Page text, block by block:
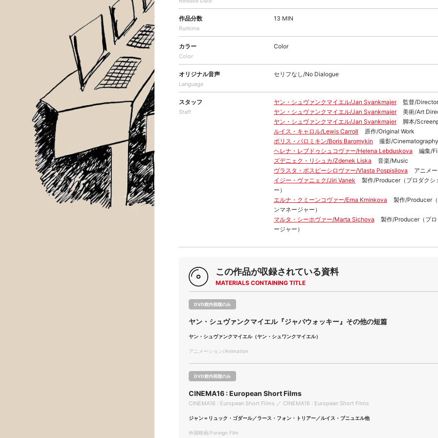
作品分数
Runtime
13 MIN
カラー
Color
Color
オリジナル音声
Language
セリフなし/No Dialogue
スタッフ
Staff
ヤン・シュヴァンクマイエル/Jan Svankmajer
監督/Director
ヤン・シュヴァンクマイエル/Jan Svankmajer
美術/Art
ヤン・シュヴァンクマイエル/Jan Svankmajer
脚本/
ルイス・キャロル/Lewis Carroll
原作/Original Work
ボリス・バロミキン/Boris Baromykin
撮影/Cinematography
ヘレナ・レブドゥシュコヴァー/Helena Lebduskova
編集/
ズデニェク・リシュカ/Zdenek Liska
音楽/Music
ヴラスタ・ポスピーシロヴァー/Vlasta Pospisilova
アニメ
イジー・ヴァニェク/Jiri Vanek
製作/Producer（プロダクシ
ー）
エルナ・クミーンコヴァー/Erna Kminkova
製作/Producer
ンマネージャー）
マルタ・シーホヴァー/Marta Sichova
製作/Producer（プ
ージャー）
この作品が収録されている資料
MATERIALS CONTAINING TITLE
DVD館内視聴のみ
ヤン・シュヴァンクマイエル『ジャバウォッキー』その他の短篇
ヤン・シュヴァンクマイエル（ヤン・シュワンクマイエル）
アニメーション/Animation
DVD館内視聴のみ
CINEMA16 : European Short Films
CINEMA16 : European Short Films ／ CINEMA16 : European Short Films
ジャン＝リュック・ゴダール／ラース・フォン・トリアー／ルイス・ブニュエル他
外国映画/Foreign Film